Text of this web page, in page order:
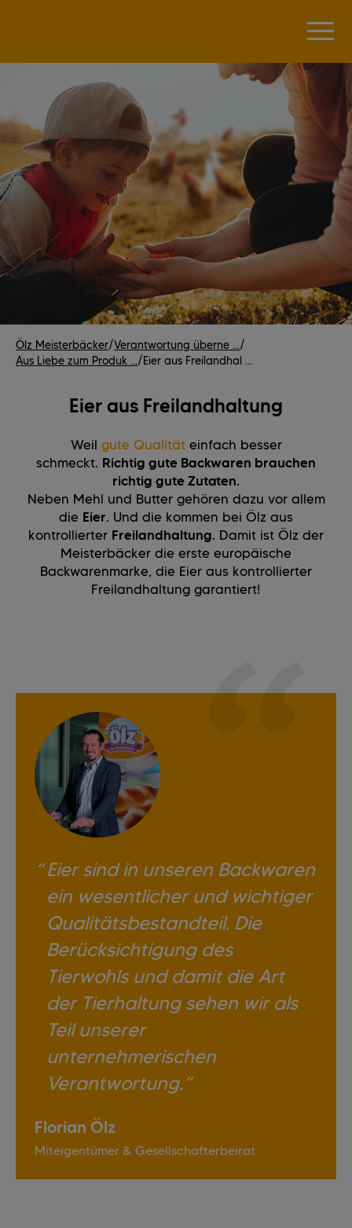
Ölz Meisterbäcker/Verantwortung überne .../
Aus Liebe zum Produk .../Eier aus Freilandhal ...
Eier aus Freilandhaltung
Weil gute Qualitäteinfach besser
schmeckt. Richtig gute Backwaren brauchen
richtig gute Zutaten.
Neben Mehl und Butter gehören dazu vor allem
die Eier. Und die kommen bei Ölz aus
kontrollierter Freilandhaltung. Damit ist Ölz der
Meisterbäcker die erste europäische
Backwarenmarke, die Eier aus kontrollierter
Freilandhaltung garantiert!
Eier sind in unseren Backwaren
ein wesentlicher und wichtiger
Qualitätsbestandteil. Die
Berücksichtigung des
Tierwohls und damit die Art
der Tierhaltung sehen wir als
Teil unserer
unternehmerischen
Verantwortung.
Florian Ölz
Miteigentümer & Gesellschafterbeirat